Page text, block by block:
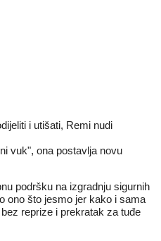
i utišati, Remi nudi
vuk", ona postavlja novu
podršku na izgradnju sigurnih
ono što jesmo jer kako i sama
reprize i prekratak za tuđe